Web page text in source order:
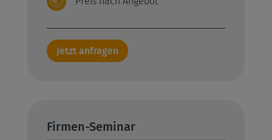
Jetzt anfragen
Firmen-Seminar